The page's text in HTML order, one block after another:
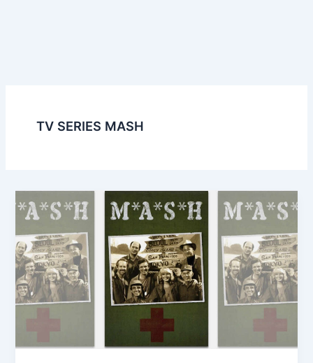
TV SERIES MASH